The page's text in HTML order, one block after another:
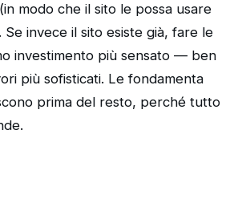
modo che il sito le possa usare
invece il sito esiste già, fare le
investimento più sensato — ben
più sofisticati. Le fondamenta
prima del resto, perché tutto